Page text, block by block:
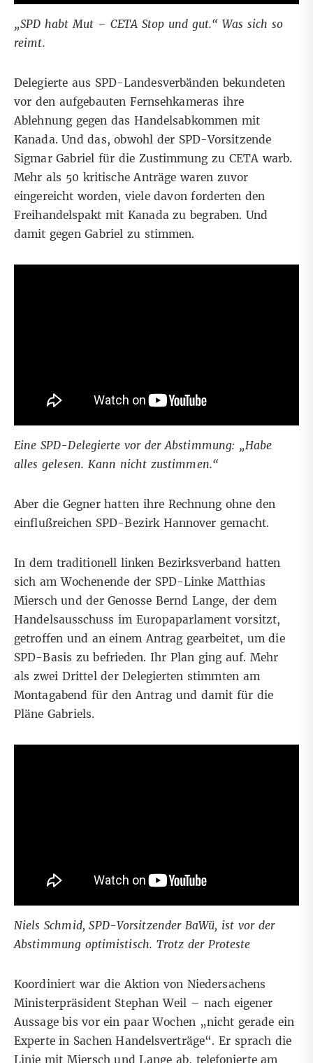
„SPD habt Mut – CETA Stop und gut.“ Was sich so
reimt.
Delegierte aus SPD-Landesverbänden bekundeten
vor den aufgebauten Fernsehkameras ihre
Ablehnung gegen das Handelsabkommen mit
Kanada. Und das, obwohl der SPD-Vorsitzende
Sigmar Gabriel für die Zustimmung zu CETA warb.
Mehr als 50 kritische Anträge waren zuvor
eingereicht worden, viele davon forderten den
Freihandelspakt mit Kanada zu begraben. Und
damit gegen Gabriel zu stimmen.
Eine SPD-Delegierte vor der Abstimmung: „Habe
alles gelesen. Kann nicht zustimmen.“
Aber die Gegner hatten ihre Rechnung ohne den
einflußreichen SPD-Bezirk Hannover gemacht.
In dem traditionell linken Bezirksverband hatten
sich am Wochenende der SPD-Linke Matthias
Miersch und der Genosse Bernd Lange, der dem
Handelsausschuss im Europaparlament vorsitzt,
getroffen und an einem Antrag gearbeitet, um die
SPD-Basis zu befrieden. Ihr Plan ging auf. Mehr
als zwei Drittel der Delegierten stimmten am
Montagabend für den Antrag und damit für die
Pläne Gabriels.
Niels Schmid, SPD-Vorsitzender BaWü, ist vor der
Abstimmung optimistisch. Trotz der Proteste
Koordiniert war die Aktion von Niedersachens
Ministerpräsident Stephan Weil – nach eigener
Aussage bis vor ein paar Wochen „nicht gerade ein
Experte in Sachen Handelsverträge“. Er sprach die
Linie mit Miersch und Lange ab, telefonierte am